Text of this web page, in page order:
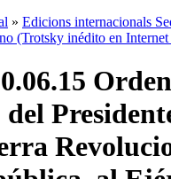
» Edicions internacionals
(Trotsky inédito en
del